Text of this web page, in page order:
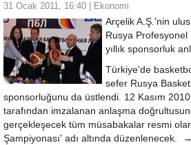
31 Ocak 2011, 16:40 Ekonomi
Arçelik A.Ş.'nin
Rusya
yıllık sponsorluk
Türkiye'de
sefer Rusya
sponsorluğunu da üstlendi. 12 Kasım
tarafından imzalanan anlaşma
gerçekleşecek tüm müsabakalar resmi
Şampiyonası' adı altında düzenlenecek. →